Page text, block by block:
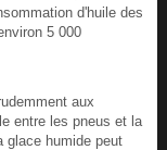
d'huile des
5 000
aux
entre les pneus et la
glace humide peut